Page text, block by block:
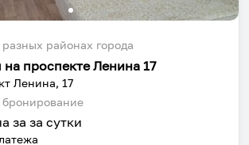
районах города
проспекте Ленина 17
Ленина, 17
за за сутки